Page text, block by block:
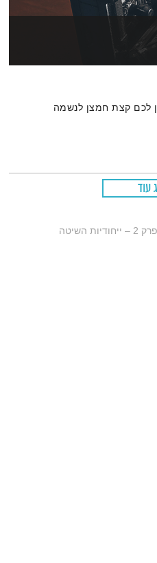
לכם קצת חמצן לנשמה
עוד
פרק 2 – ייחודיות השיטה